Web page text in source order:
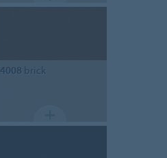
4008 brick